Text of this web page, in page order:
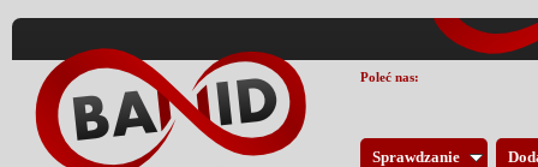
Sprawdzanie
Poleć nas: